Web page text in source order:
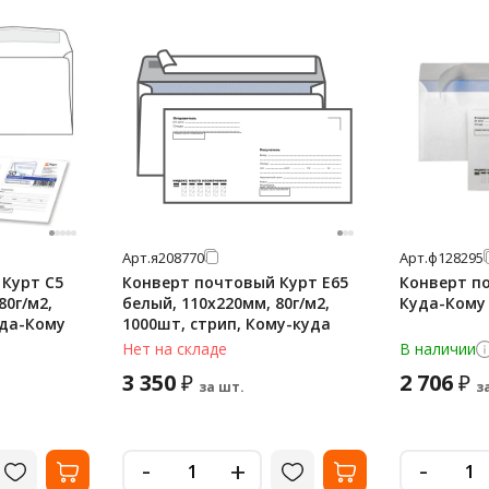
С5
м2,
Кому
Арт.я208770
Конверт почтовый Курт E65
белый, 110х220мм, 80г/м2,
1000шт, стрип, Кому-куда
Нет на складе
3 350₽ за шт.
- +
Арт.ф128295
Конверт
Куда-Кому
В наличии
2 706₽
-